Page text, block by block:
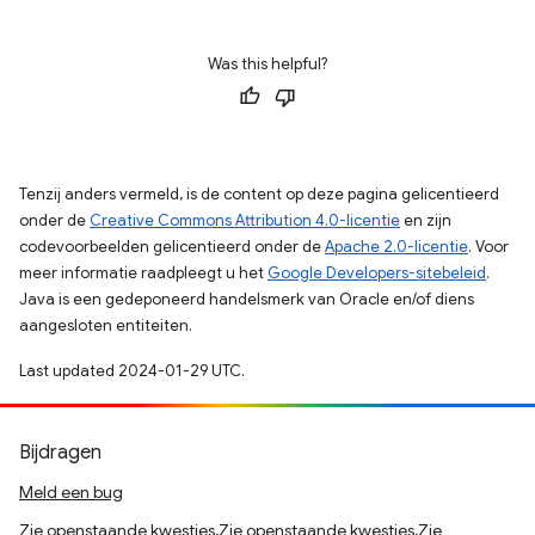
Was this helpful?
Tenzij anders vermeld, is de content op deze pagina gelicentieerd
onder de Creative Commons Attribution 4.0-licentieen zijn
codevoorbeelden gelicentieerd onder deApache 2.0-licentie. Voor
meer informatie raadpleegt u het Google Developers-sitebeleid.
Java is een gedeponeerd handelsmerk van Oracle en/of diens
aangesloten entiteiten.
Last updated 2024-01-29 UTC.
Bijdragen
Meld een bug
Zie openstaande kwesties,Zie openstaande kwesties,Zie